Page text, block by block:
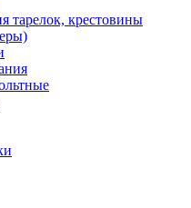
тарелок, крестовины